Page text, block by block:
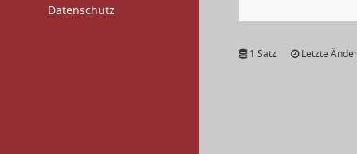
Datenschutz
1 Satz Letzte